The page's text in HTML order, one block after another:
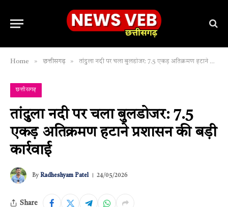
Home » छत्तीसगढ़ » तांदुला नदी पर चला बुलडोजर: 7.5 एकड़ अतिक्रमण हटाने प्रशासन की बड़ी कार्रवाई
छत्तीसगढ़
तांदुला नदी पर चला बुलडोजर: 7.5
एकड़ अतिक्रमण हटाने प्रशासन की बड़ी
कार्रवाई
By Radheshyam Patel 24/05/2026
Share